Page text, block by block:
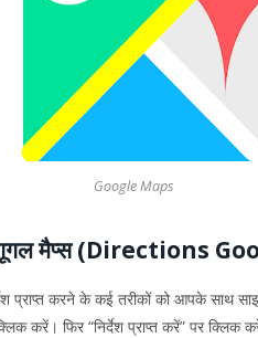
Google Maps
गूगल मैप्स (Directions
प्राप्त करने के कई तरीकों को आपके साथ
करें। फिर “निर्देश प्राप्त करें” पर क्लिक